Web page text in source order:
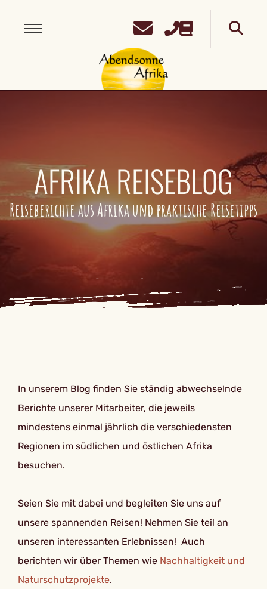
AFRIKA REISEBLOG
Reiseberichte aus Afrika und praktische Reisetipps
In unserem Blog finden Sie ständig abwechselnde
Berichte unserer Mitarbeiter, die jeweils
mindestens einmal jährlich die verschiedensten
Regionen im südlichen und östlichen Afrika
besuchen.
Seien Sie mit dabei und begleiten Sie uns auf
unsere spannenden Reisen! Nehmen Sie teil an
unseren interessanten Erlebnissen! Auch
berichten wir über Themen wie Nachhaltigkeit und
Naturschutzprojekte.